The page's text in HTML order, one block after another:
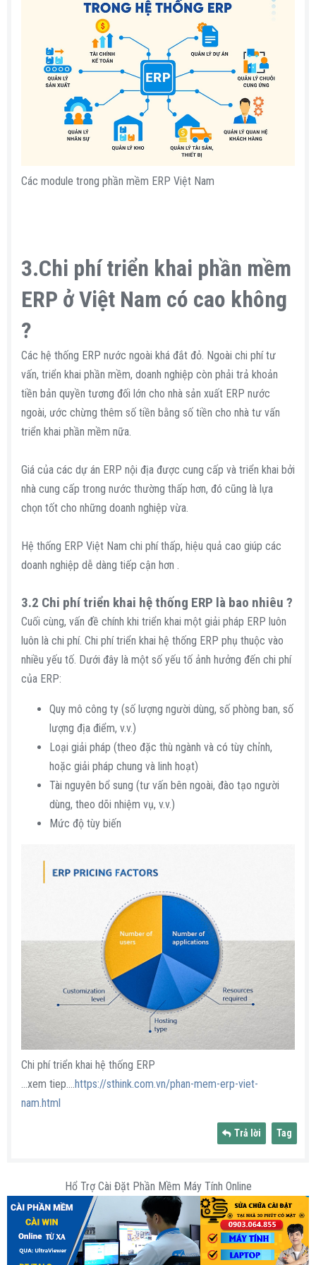
Các module trong phần mềm ERP Việt Nam
3.Chi phí triển khai phần mềm
ERP ở Việt Nam có cao không
?​
Các hệ thống ERP nước ngoài khá đắt đỏ. Ngoài chi phí tư
vấn, triển khai phần mềm, doanh nghiệp còn phải trả khoản
tiền bản quyền tương đối lớn cho nhà sản xuất ERP nước
ngoài, ước chừng thêm số tiền bằng số tiền cho nhà tư vấn
triển khai phần mềm nữa.
Giá của các dự án ERP nội địa được cung cấp và triển khai bởi
nhà cung cấp trong nước thường thấp hơn, đó cũng là lựa
chọn tốt cho những doanh nghiệp vừa.
Hệ thống ERP Việt Nam chi phí thấp, hiệu quả cao giúp các
doanh nghiệp dễ dàng tiếp cận hơn .
3.2 Chi phí triển khai hệ thống ERP là bao nhiêu ?​
Cuối cùng, vấn đề chính khi triển khai một giải pháp ERP luôn
luôn là chi phí. Chi phí triển khai hệ thống ERP phụ thuộc vào
nhiều yếu tố. Dưới đây là một số yếu tố ảnh hưởng đến chi phí
của ERP:
Quy mô công ty (số lượng người dùng, số phòng ban, số
lượng địa điểm, v.v.)
Loại giải pháp (theo đặc thù ngành và có tùy chỉnh,
hoặc giải pháp chung và linh hoạt)
Tài nguyên bổ sung (tư vấn bên ngoài, đào tạo người
dùng, theo dõi nhiệm vụ, v.v.)
Mức độ tùy biến
Chi phí triển khai hệ thống ERP
...xem tiep.... https://sthink.com.vn/phan-mem-erp-viet-
nam.html
Trả lời Tag
Hổ Trợ Cài Đặt Phần Mềm Máy Tính Online